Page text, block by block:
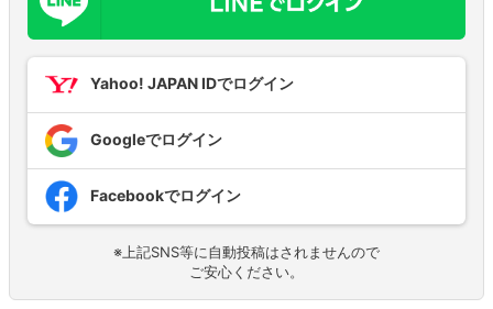
Yahoo! JAPAN IDでログイン
Googleでログイン
Facebookでログイン
※上記SNS等に自動投稿はされませんので
ご安心ください。